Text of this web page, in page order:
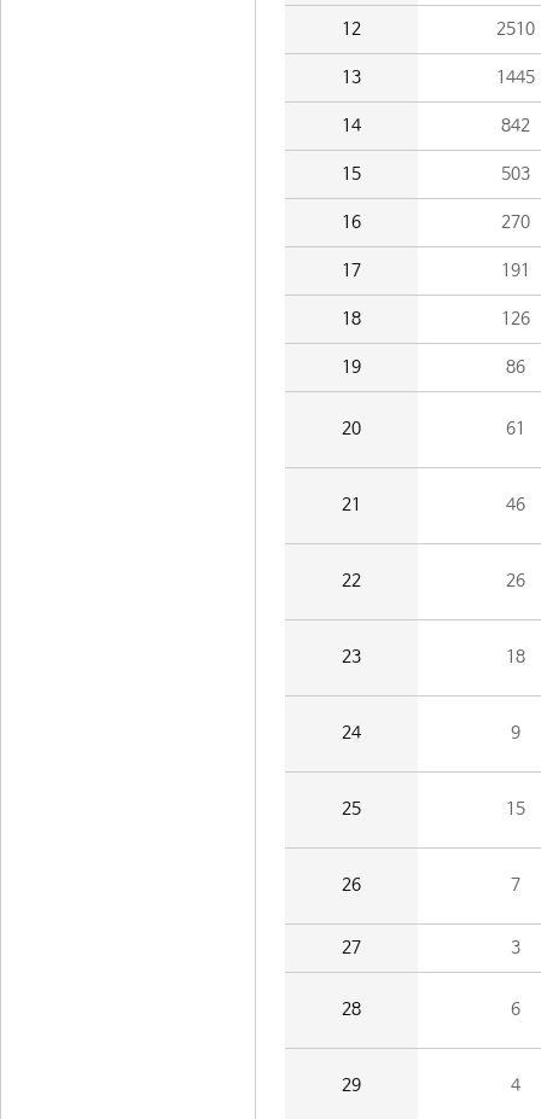
12 2510
13 1445
14 842
15 503
16 270
17 191
18 126
19 86
20 61
21 46
22 26
23 18
24 9
25 15
26 7
27 3
28 6
29 4